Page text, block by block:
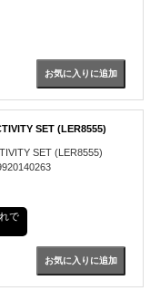
SET (LER8555)
SET (LER8555)
で